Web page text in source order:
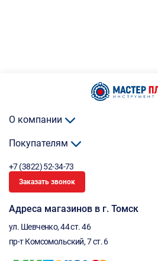
О компании
Покупателям
+7 (3822) 52-34-73
Заказать звонок
Адреса магазинов в г. Томск
ул. Шевченко, 44 ст. 46
пр-т Комсомольский, 7 ст. 6